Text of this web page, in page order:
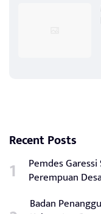
Recent Posts
Pemdes
Perempuan
Badan